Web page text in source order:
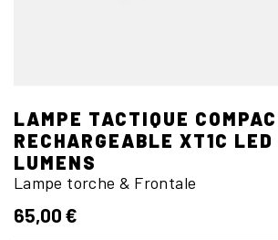
LAMPE TACTIQUE
RECHARGEABLE XT1C
LUMENS
Lampe torche & Frontale
65,00 €